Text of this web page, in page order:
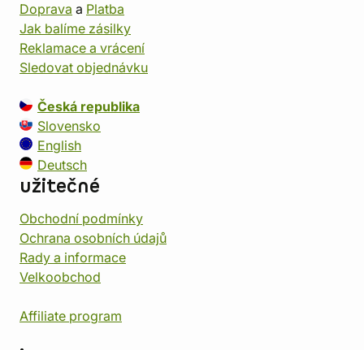
Doprava a Platba
Jak balíme zásilky
Reklamace a vrácení
Sledovat objednávku
Česká republika
Slovensko
English
Deutsch
užitečné
Obchodní podmínky
Ochrana osobních údajů
Rady a informace
Velkoobchod
Affiliate program